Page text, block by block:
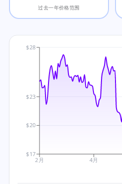
过去一年价格范围
2月 4月
$17
$20
$23
$28